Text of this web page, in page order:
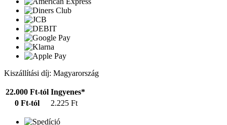
Kiszállítási díj: Magyarország
22.000 Ft-tól Ingyenes*
0 Ft-tól
2.225 Ft